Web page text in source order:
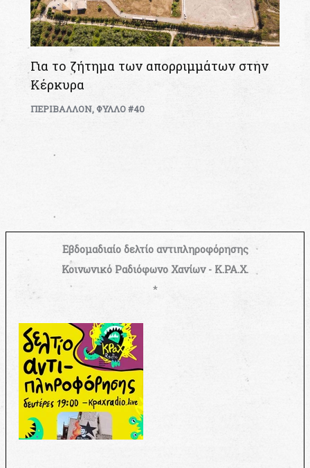
Για το ζήτημα των απορριμμάτων στην
Κέρκυρα
ΠΕΡΙΒΑΛΛΟΝ,ΦΥΛΛΟ #40
Εβδομαδιαίο δελτίο αντιπληροφόρησης
Κοινωνικό Ραδιόφωνο Χανίων - Κ.ΡΑ.Χ.
*